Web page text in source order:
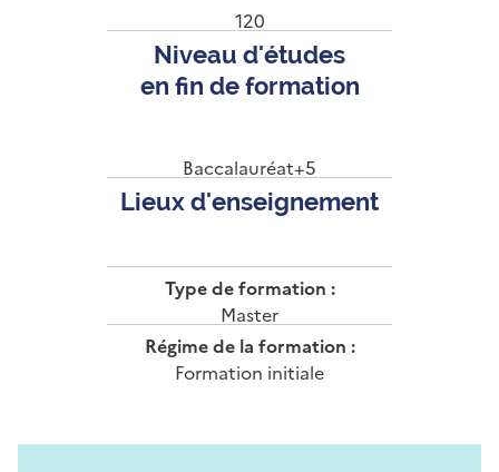
120
Niveau d'études
en fin de formation
Baccalauréat+5
Lieux d'enseignement
Type de formation :
Master
Régime de la formation :
Formation initiale